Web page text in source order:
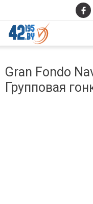
MAIN
CONTENT
14,
2017
Gran Fondo
Групповая